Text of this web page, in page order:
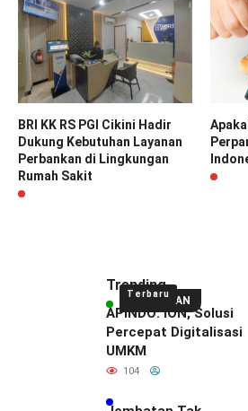
BRI KK RS PGI Cikini Hadir
Dukung Kebutuhan Layanan
Perbankan di Lingkungan
Rumah Sakit
UNGGULAN
Terbaru
Trending
APINDO: ION, Solusi
Percepat Digitalisasi
UMKM
104